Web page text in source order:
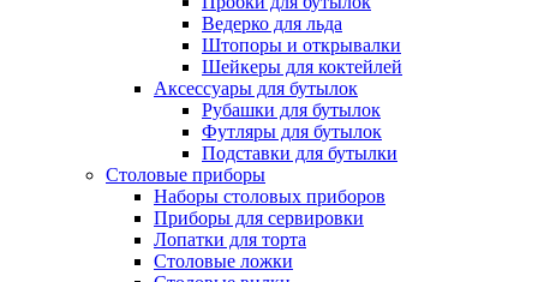
Ведерко для льда
Штопоры и открывалки
Шейкеры для коктейлей
Аксессуары для бутылок
Рубашки для бутылок
Футляры для бутылок
Подставки для бутылки
Столовые приборы
Наборы столовых приборов
Приборы для сервировки
Лопатки для торта
Столовые ложки